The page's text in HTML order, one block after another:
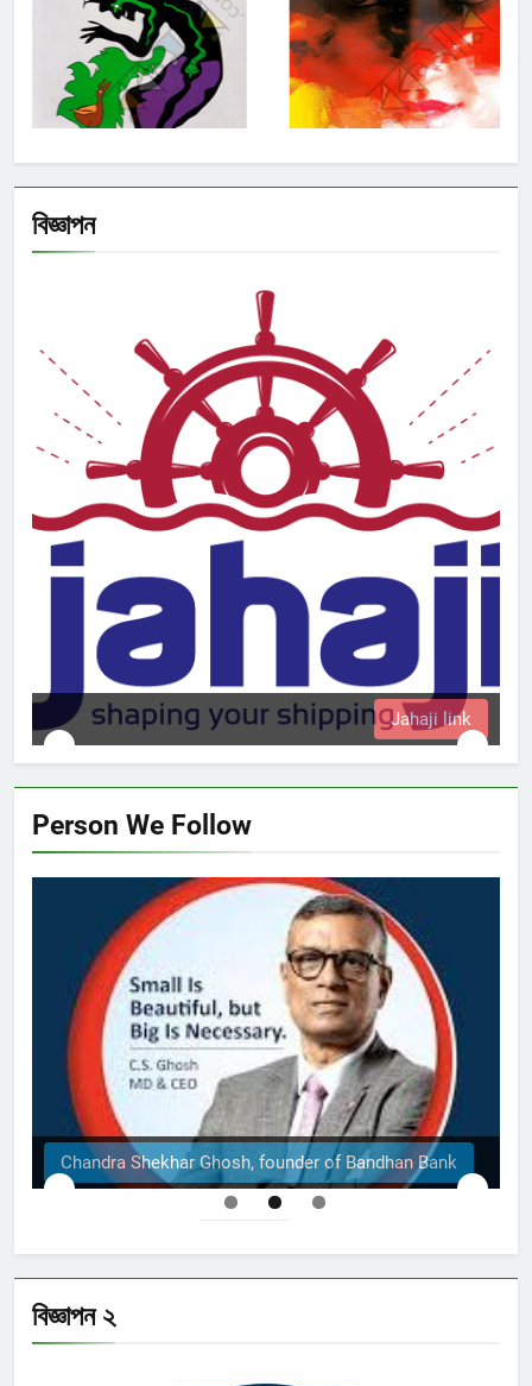
বিজ্ঞাপন
Jahaji link
Person We Follow
Ghosh, founder of Bandhan Bank The Structural
বিজ্ঞাপন ২